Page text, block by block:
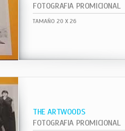
FOTOGRAFIA PROMICIONAL
TAMAÑO 20 X 26
THE ARTWOODS
FOTOGRAFIA PROMICIONAL